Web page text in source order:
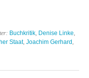
Buchkritik Denise Linke
Staat, Joachim Gerhard